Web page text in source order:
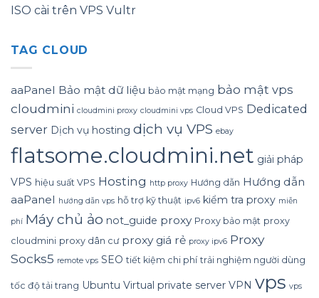
ISO cài trên VPS Vultr
TAG CLOUD
aaPanel Bảo mật dữ liệu bảo mật mạng bảo mật vps
cloudmini cloudmini proxy cloudmini vps Cloud VPS Dedicated
server Dịch vụ hosting dịch vụ VPS ebay
flatsome.cloudmini.net giải pháp
VPS hiệu suất VPS Hosting http proxy Hướng dẫn Hướng dẫn
aaPanel hướng dẫn vps hỗ trợ kỹ thuật ipv6 kiểm tra proxy miễn
phí Máy chủ ảo not_guide proxy Proxy bảo mật proxy
cloudmini proxy dân cư proxy giá rẻ proxy ipv6 Proxy
Socks5 remote vps SEO tiết kiệm chi phí trải nghiệm người dùng
tốc độ tải trang Ubuntu Virtual private server VPN vps vps